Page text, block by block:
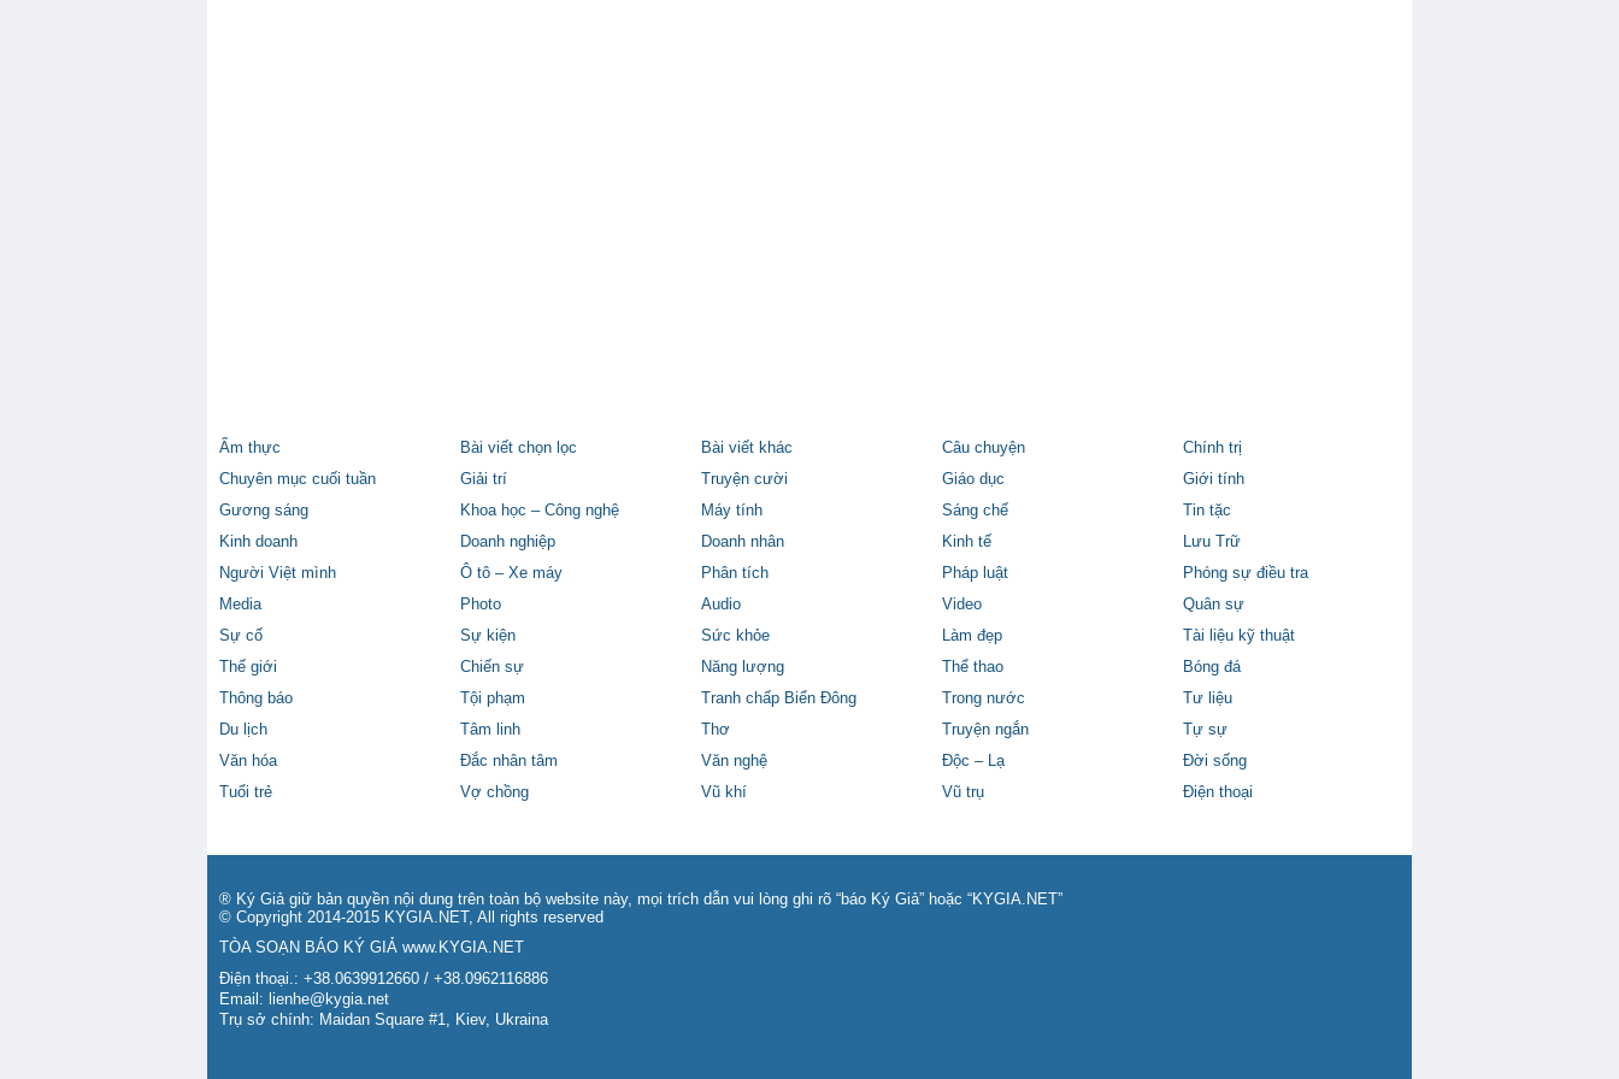
Ẩm thực Bài viết chọn lọc Bài viết khác Câu chuyện
Chính trị
Chuyên mục cuối tuần
Giải trí Truyện cười Giáo dục
Giới tính
Gương sáng
Khoa học – Công nghệ Máy tính Sáng chế
Tin tặc
Kinh doanh
Doanh nghiệp Doanh nhân Kinh tế
Lưu Trữ
Người Việt mình
Ô tô – Xe máy Phân tích Pháp luật
Phóng sự điều tra
Media
Photo Audio Video
Quân sự
Sự cố
Sự kiện Sức khỏe Làm đẹp
Tài liệu kỹ thuật
Thế giới
Chiến sự Năng lượng Thể thao
Bóng đá
Thông báo
Tội phạm Tranh chấp Biển Đông Trong nước
Tư liệu
Du lịch
Tâm linh Thơ Truyện ngắn
Tự sự
Văn hóa
Đắc nhân tâm Văn nghệ Độc – Lạ
Đời sống
Tuổi trẻ
Vợ chồng Vũ khí Vũ trụ Điện thoại
® Ký Giả giữ bản quyền nội dung trên toàn bộ website này, mọi trích dẫn vui lòng ghi rõ “báo Ký Giả” hoặc “KYGIA.NET”
© Copyright 2014-2015 KYGIA.NET, All rights reserved
TÒA SOẠN BÁO KÝ GIẢ www.KYGIA.NET
Điện thoại.: +38.0639912660 / +38.0962116886
Email: lienhe@kygia.net
Trụ sở chính: Maidan Square #1, Kiev, Ukraina